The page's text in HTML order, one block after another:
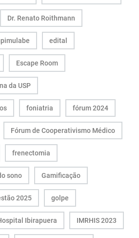
Dr. Renato Roithmann
edital
Escape Room
da USP
foniatria fórum 2024
Fórum de Cooperativismo Médico
frenectomia
sono Gamificação
2025 golpe
Ibirapuera IMRHIS 2023